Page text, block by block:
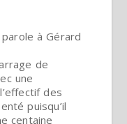
à Gérard
de
une
des
puisqu’il
centaine